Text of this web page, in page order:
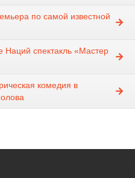
по самой известной
Наций спектакль «Мастер
комедия в